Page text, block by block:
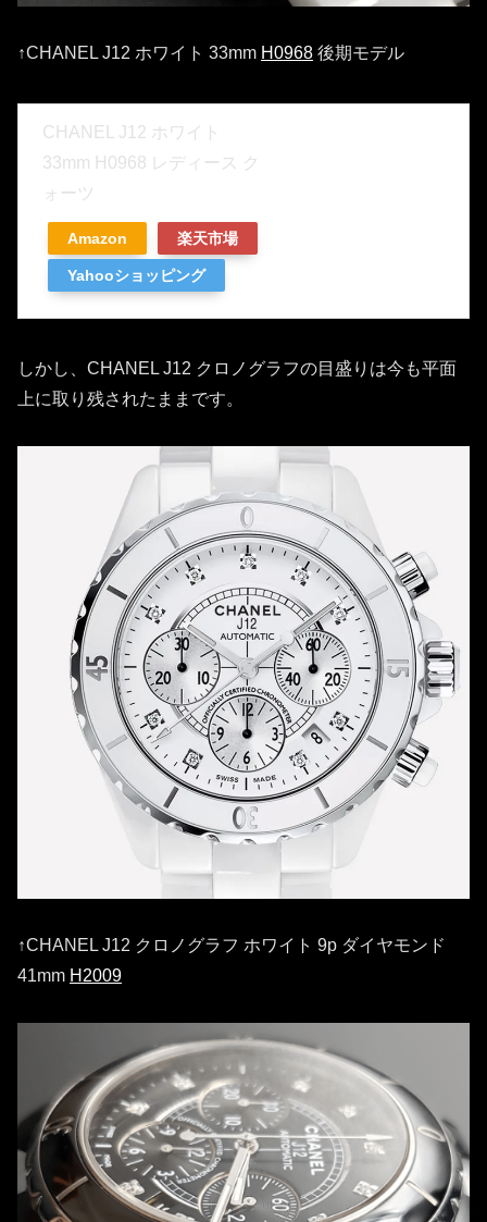
↑CHANEL J12 ホワイト 33mm H0968 後期モデル
CHANEL J12 ホワイト
33mm H0968 レディース ク
ォーツ
Amazon 楽天市場
Yahooショッピング
しかし、CHANEL J12 クロノグラフの目盛りは今も平面
上に取り残されたままです。
↑CHANEL J12 クロノグラフ ホワイト 9p ダイヤモンド
41mm H2009